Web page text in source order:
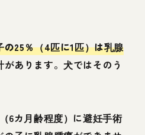
25％（4匹に1匹）は乳腺
があります。犬ではそのう
6カ月齢程度）に避妊手術